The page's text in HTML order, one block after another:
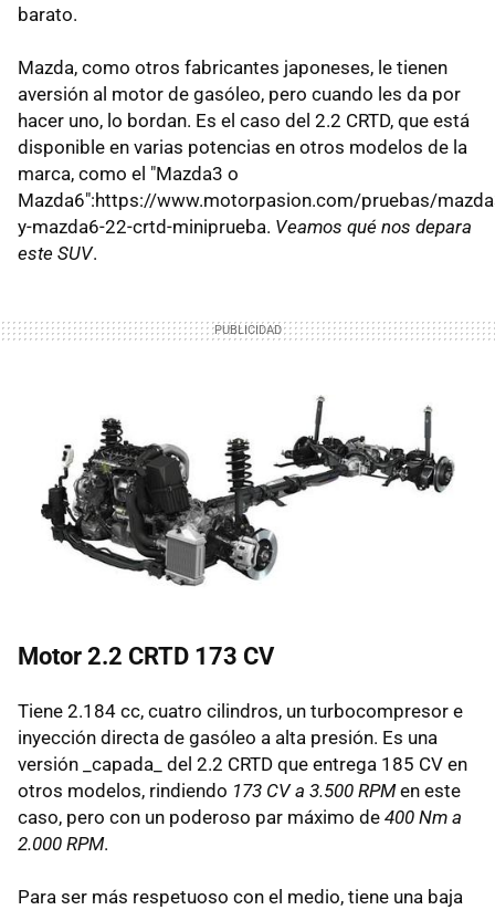
barato.
Mazda, como otros fabricantes japoneses, le tienen
aversión al motor de gasóleo, pero cuando les da por
hacer uno, lo bordan. Es el caso del 2.2 CRTD, que está
disponible en varias potencias en otros modelos de la
marca, como el "Mazda3 o
Mazda6":https://www.motorpasion.com/pruebas/
y-mazda6-22-crtd-miniprueba. Veamos qué nos depara
este SUV.
Motor 2.2 CRTD 173 CV
Tiene 2.184 cc, cuatro cilindros, un turbocompresor e
inyección directa de gasóleo a alta presión. Es una
versión _capada_ del 2.2 CRTD que entrega 185 CV en
otros modelos, rindiendo 173 CV a 3.500 RPMen este
caso, pero con un poderoso par máximo de 400 Nm a
2.000 RPM.
Para ser más respetuoso con el medio, tiene una baja